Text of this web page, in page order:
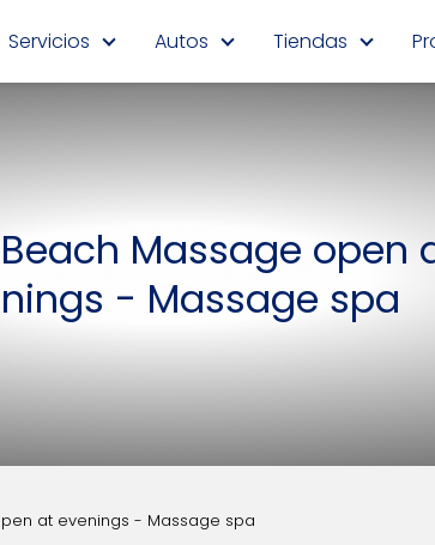
Servicios Autos Tiendas
Massage open
- Massage spa
at evenings - Massage spa